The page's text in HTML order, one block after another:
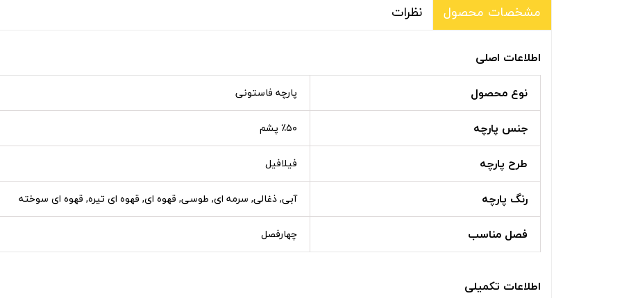
مشخصات محصول نظرات
اطلاعات اصلی
نوع محصول
پارچه فاستونی
جنس پارچه ٪۵۰ پشم
طرح پارچه فیلافیل
رنگ پارچه آبی, ذغالی, سرمه ای, طوسی, قهوه ای, قهوه ای تیره, قهوه ای سوخته
فصل مناسب چهارفصل
اطلاعات تکمیلی